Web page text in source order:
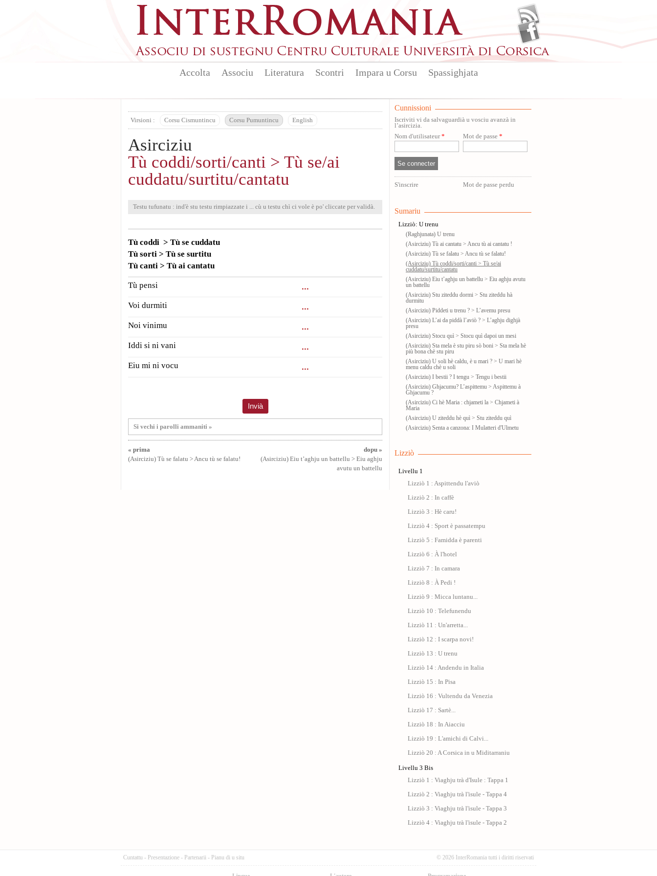
Accolta Associu Literatura Scontri Impara u Corsu Spassighjata
Virsioni : Corsu Cismuntincu Corsu Pumuntincu English
Asirciziu
Tù coddi/sorti/canti > Tù se/ai
cuddatu/surtitu/cantatu
Testu tufunatu : ind'è stu testu rimpiazzate i ... cù u testu chì ci vole è po' cliccate per validà.
Tù coddi > Tù se cuddatu
Tù sorti > Tù se surtitu
Tù canti > Tù ai cantatu
Tù pensi
Voi durmiti
Noi vinimu
Iddi si ni vani
Eiu mi ni vocu
Si vechi i parolli ammaniti »
« prima
(Asirciziu) Tù se falatu > Ancu tù se falatu!
dopu »
(Asirciziu) Eiu t’aghju un battellu > Eiu aghju
avutu un battellu
Cunnissioni
Iscriviti vi da salvaguardià u vosciu avanzà in
l’asircizia.
Nom d'utilisateur* Mot de passe *
S'inscrire Mot de passe perdu
Sumariu
Lizziò: U trenu
(Raghjunata) U trenu
(Asirciziu) Tù ai cantatu > Ancu tù ai cantatu !
(Asirciziu) Tù se falatu > Ancu tù se falatu!
(Asirciziu) Tù coddi/sorti/canti > Tù se/ai
cuddatu/surtitu/cantatu
(Asirciziu) Eiu t’aghju un battellu > Eiu aghju avutu
un battellu
(Asirciziu) Stu ziteddu dormi > Stu ziteddu hà
durmitu
(Asirciziu) Piddeti u trenu ? > L’avemu presu
(Asirciziu) L’ai da piddà l’aviò ? > L’aghju dighjà
presu
(Asirciziu) Stocu quì > Stocu quì dapoi un mesi
(Asirciziu) Sta mela è stu piru sò boni > Sta mela hè
più bona chè stu piru
(Asirciziu) U soli hè caldu, è u mari ? > U mari hè
menu caldu chè u soli
(Asirciziu) I bestii ? I tengu > Tengu i bestii
(Asirciziu) Ghjacumu? L’aspittemu > Aspittemu à
Ghjacumu ?
(Asirciziu) Ci hè Maria : chjameti la > Chjameti à
Maria
(Asirciziu) U ziteddu hè quì > Stu ziteddu quì
(Asirciziu) Senta a canzona: I Mulatteri d'Ulmetu
Lizziò
Livellu 1
Lizziò 1 : Aspittendu l'aviò
Lizziò 2 : In caffè
Lizziò 3 : Hè caru!
Lizziò 4 : Sport è passatempu
Lizziò 5 : Famidda è parenti
Lizziò 6 : À l'hotel
Lizziò 7 : In camara
Lizziò 8 : À Pedi !
Lizziò 9 : Micca luntanu...
Lizziò 10 : Telefunendu
Lizziò 11 : Un'arretta...
Lizziò 12 : I scarpa novi!
Lizziò 13 : U trenu
Lizziò 14 : Andendu in Italia
Lizziò 15 : In Pisa
Lizziò 16 : Vultendu da Venezia
Lizziò 17 : Sartè...
Lizziò 18 : In Aiacciu
Lizziò 19 : L'amichi di Calvi...
Lizziò 20 : A Corsica in u Miditarraniu
Livellu 3 Bis
Lizziò 1 : Viaghju trà d'Isule : Tappa 1
Lizziò 2 : Viaghju trà l'isule - Tappa 4
Lizziò 3 : Viaghju trà l'isule - Tappa 3
Lizziò 4 : Viaghju trà l'isule - Tappa 2
Cuntattu - Presentazione - Partenarii - Pianu di u situ © 2026 InterRomania tutti i diritti riservati